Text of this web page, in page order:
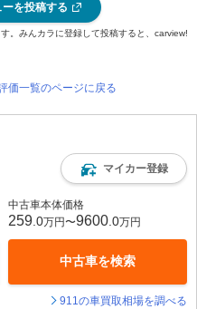
を投稿する
。みんカラに登録して投稿すると、carview!
価一覧のページに戻る
マイカー登録
中古車本体価格
259 .0万円〜9600 .0万円
中古車を検索
911の車買取相場を調べる